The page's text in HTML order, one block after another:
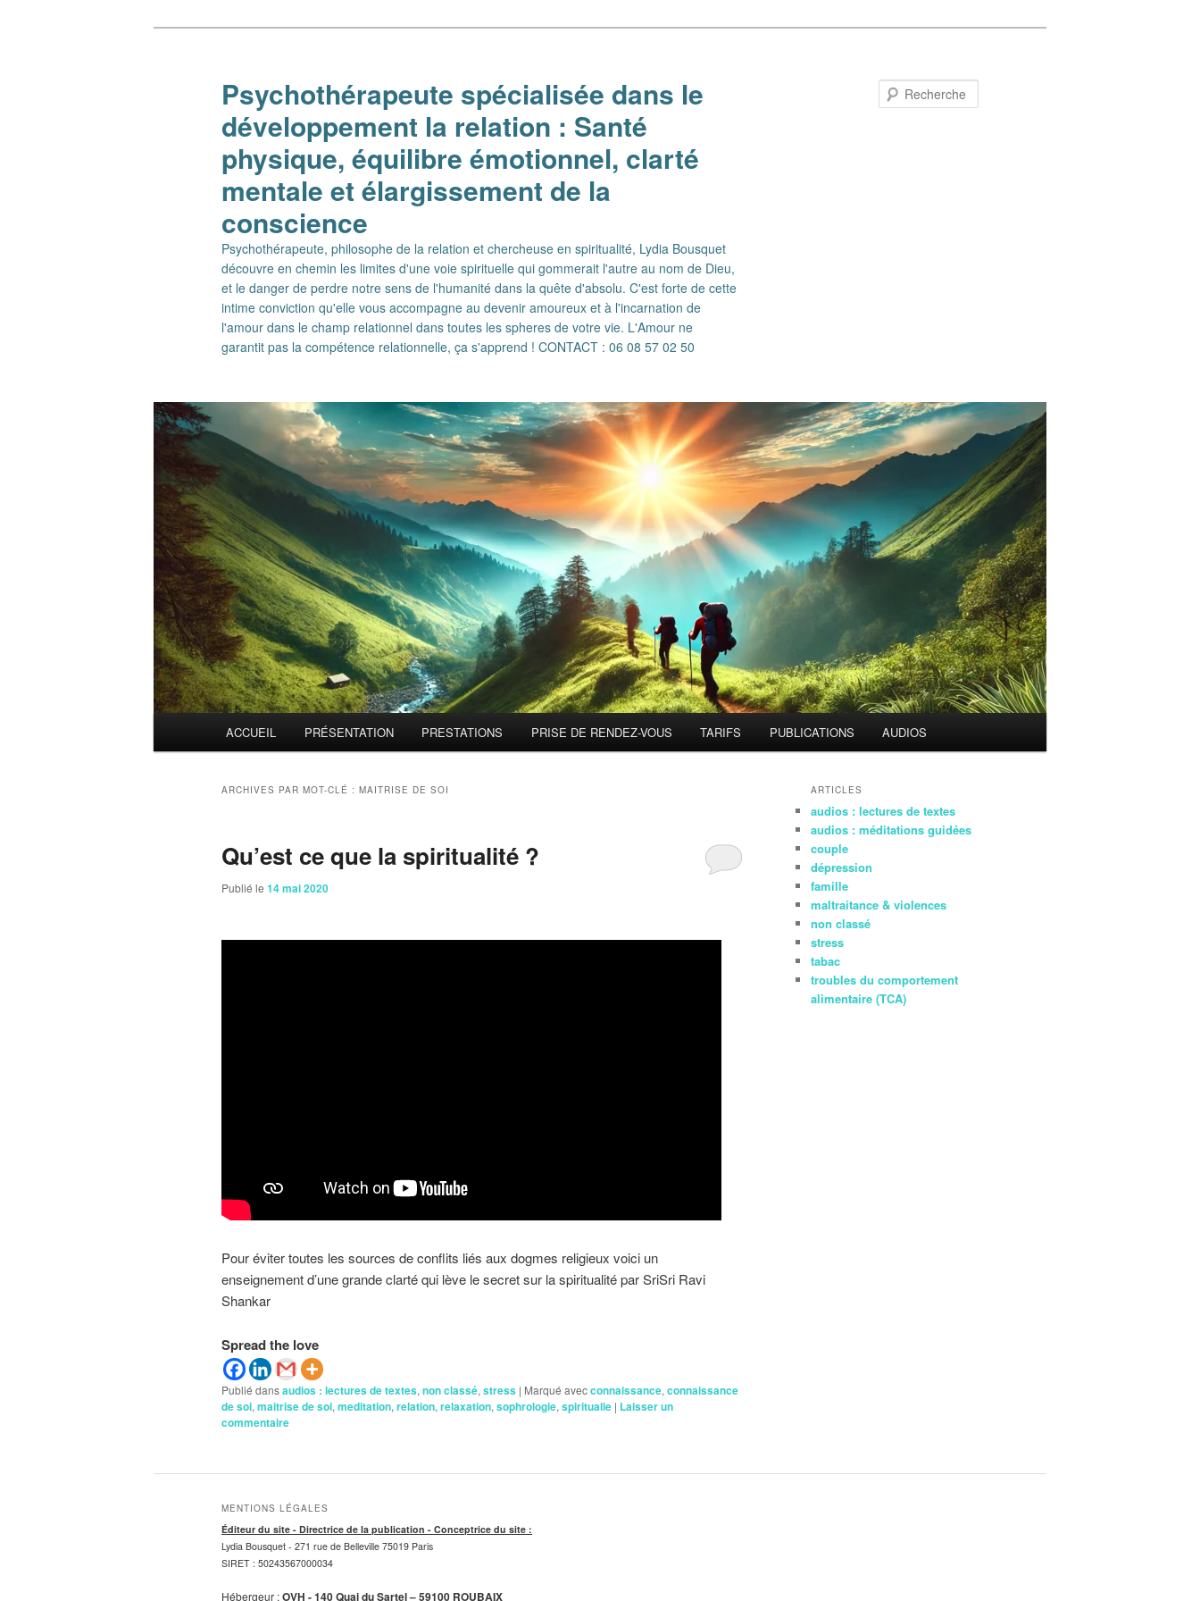
Psychothérapeute spécialisée dans le
développement la relation : Santé
physique, équilibre émotionnel, clarté
mentale et élargissement de la
conscience
Psychothérapeute, philosophe de la relation et chercheuse en spiritualité, Lydia Bousquet
découvre en chemin les limites d'une voie spirituelle qui gommerait l'autre au nom de Dieu,
et le danger de perdre notre sens de l'humanité dans la quête d'absolu. C'est forte de cette
intime conviction qu'elle vous accompagne au devenir amoureux et à l'incarnation de
l'amour dans le champ relationnel dans toutes les spheres de votre vie. L'Amour ne
garantit pas la compétence relationnelle, ça s'apprend ! CONTACT : 06 08 57 02 50
ACCUEIL PRÉSENTATION PRESTATIONS PRISE DE RENDEZ-VOUS TARIFS PUBLICATIONS AUDIOS
ARCHIVES PAR MOT-CLÉ : MAITRISE DE SOI
Qu’est ce que la spiritualité ?
Publié le 14 mai 2020
Pour éviter toutes les sources de conflits liés aux dogmes religieux voici un
enseignement d’une grande clarté qui lève le secret sur la spiritualité par SriSri Ravi
Shankar
Spread the love
Publié dansaudios : lectures de textes, non classé, stress | Marqué avecconnaissance, connaissance
de soi, maitrise de soi, meditation, relation, relaxation, sophrologie, spiritualie | Laisser un
commentaire
ARTICLES
audios : lectures de textes
audios : méditations guidées
couple
dépression
famille
maltraitance & violences
non classé
stress
tabac
troubles du comportement
alimentaire (TCA)
MENTIONS LÉGALES
Éditeur du site - Directrice de la publication - Conceptrice du site :
Lydia Bousquet - 271 rue de Belleville 75019 Paris
SIRET : 50243567000034
Hébergeur :OVH - 140 Quai du Sartel – 59100 ROUBAIX